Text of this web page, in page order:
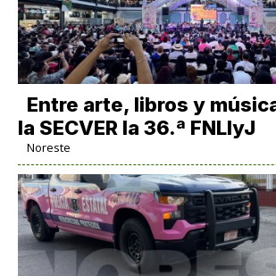
Entre arte, libros y
la SECVER la 36.ª FNLIyJ
Noreste